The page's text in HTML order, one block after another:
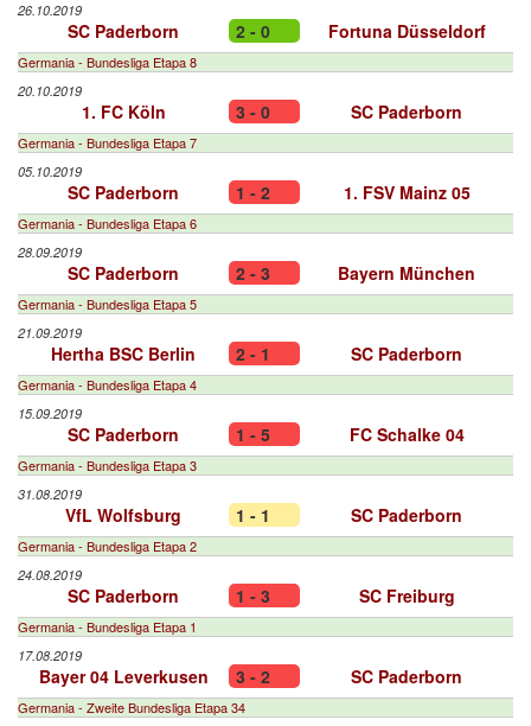
26.10.2019
SC Paderborn 2 - 0 Fortuna Düsseldorf
Germania - Bundesliga Etapa 8
20.10.2019
1. FC Köln 3 - 0 SC Paderborn
Germania - Bundesliga Etapa 7
05.10.2019
SC Paderborn 1 - 2 1. FSV Mainz 05
Germania - Bundesliga Etapa 6
28.09.2019
SC Paderborn 2 - 3 Bayern München
Germania - Bundesliga Etapa 5
21.09.2019
Hertha BSC Berlin 2 - 1 SC Paderborn
Germania - Bundesliga Etapa 4
15.09.2019
SC Paderborn 1 - 5 FC Schalke 04
Germania - Bundesliga Etapa 3
31.08.2019
VfL Wolfsburg 1 - 1 SC Paderborn
Germania - Bundesliga Etapa 2
24.08.2019
SC Paderborn 1 - 3 SC Freiburg
Germania - Bundesliga Etapa 1
17.08.2019
Bayer 04 Leverkusen 3 - 2 SC Paderborn
Germania - Zweite Bundesliga Etapa 34